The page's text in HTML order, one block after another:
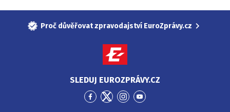
Proč důvěřovat zpravodajství EuroZprávy.cz
SLEDUJ EUROZPRÁVY.CZ
PřejítPřejítPřejítPřejít